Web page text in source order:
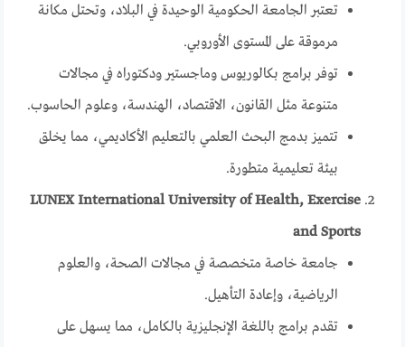
تعتبر الجامعة الحكومية الوحيدة في البلاد، وتحتل مكانة
مرموقة على المستوى الأوروبي.
توفر برامج بكالوريوس وماجستير ودكتوراه في مجالات
متنوعة مثل القانون، الاقتصاد، الهندسة، وعلوم الحاسوب.
تتميز بدمج البحث العلمي بالتعليم الأكاديمي، مما يخلق
بيئة تعليمية متطورة.
LUNEX International University of Health, Exercise
and Sports
جامعة خاصة متخصصة في مجالات الصحة، والعلوم
الرياضية، وإعادة التأهيل.
تقدم برامج باللغة الإنجليزية بالكامل، مما يسهل على